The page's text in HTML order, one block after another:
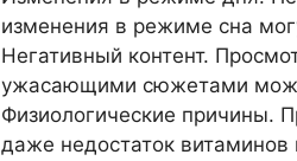
изменения в режиме сна
Негативный контент.
ужасающими сюжетами
Физиологические причины.
даже недостаток